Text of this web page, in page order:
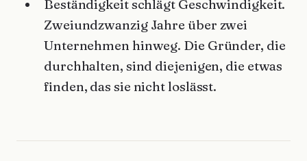
Beständigkeit schlägt Geschwindigkeit.
Zweiundzwanzig Jahre über zwei
Unternehmen hinweg. Die Gründer, die
durchhalten, sind diejenigen, die etwas
finden, das sie nicht loslässt.